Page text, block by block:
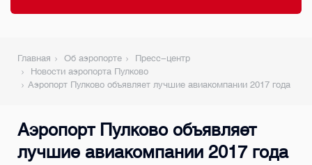
Главная Об аэропорте
Пресс-центр
Новости аэропорта Пулково
Аэропорт Пулково объявляет лучшие авиакомпании 2017 года
Аэропорт Пулково объявляет
лучшие авиакомпании 2017 года